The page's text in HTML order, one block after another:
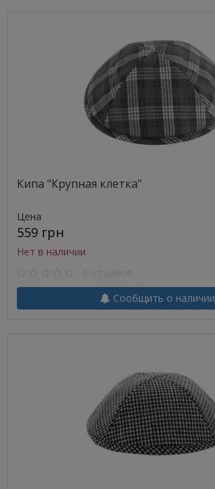
Кипа "Крупная клетка"
Цена
559 грн
Нет в наличии
Сообщить о наличии